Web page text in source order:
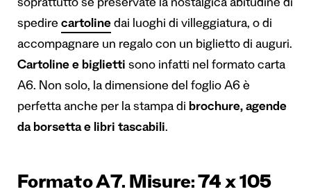
soprattutto se preservate la nostalgica abitudine di
spedire cartoline dai luoghi di villeggiatura, o di
accompagnare un regalo con un biglietto di auguri.
Cartoline e biglietti sono infatti nel formato carta
A6. Non solo, la dimensione del foglio A6 è
perfetta anche per la stampa di brochure, agende
da borsetta e libri tascabili.
Formato A7. Misure: 74 x 105